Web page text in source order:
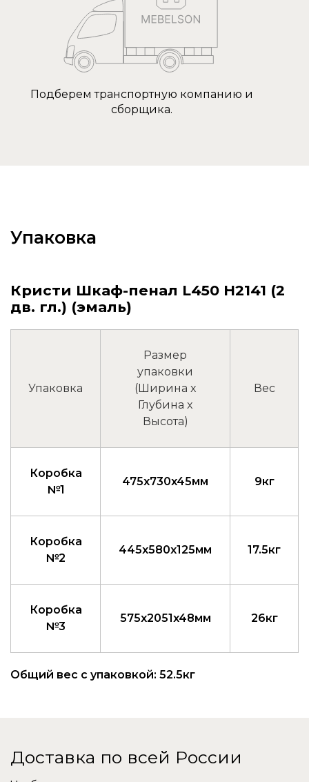
Подберем транспортную компанию и
сборщика.
Упаковка
Кристи Шкаф-пенал L450 H2141 (2
дв. гл.) (эмаль)
Упаковка
Размер
упаковки
(Ширина x
Глубина x
Высота)
Вес
Коробка
№1
475x730x45мм 9кг
Коробка
№2
445x580x125мм 17.5кг
Коробка
№3
575x2051x48мм 26кг
Общий вес с упаковкой: 52.5кг
Доставка по всей России